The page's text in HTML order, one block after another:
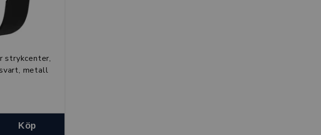
strykcenter,
metall
Köp